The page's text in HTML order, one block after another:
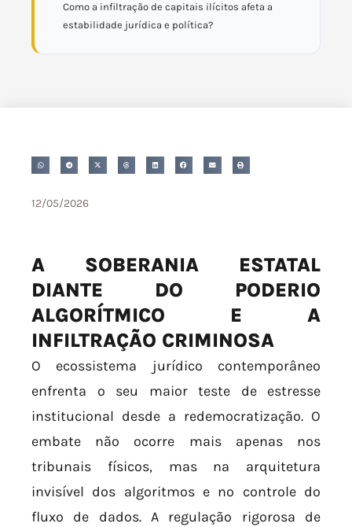
Como a infiltração de capitais ilícitos afeta a
estabilidade jurídica e política?
12/05/2026
A SOBERANIA ESTATAL
DIANTE DO PODERIO
ALGORÍTMICO E A
INFILTRAÇÃO CRIMINOSA
O ecossistema jurídico contemporâneo
enfrenta o seu maior teste de estresse
institucional desde a redemocratização. O
embate não ocorre mais apenas nos
tribunais físicos, mas na arquitetura
invisível dos algoritmos e no controle do
fluxo de dados. A regulação rigorosa de